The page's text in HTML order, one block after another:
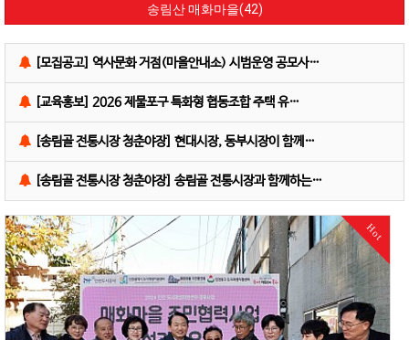
송림산 매화마을(42)
[모집공고] 역사문화 거점(마을안내소) 시범운영 공모사…
[교육홍보] 2026 제물포구 특화형 협동조합 주택 유…
[송림골 전통시장 청춘야장] 현대시장, 동부시장이 함께…
[송림골 전통시장 청춘야장] 송림골 전통시장과 함께하는…
Hot